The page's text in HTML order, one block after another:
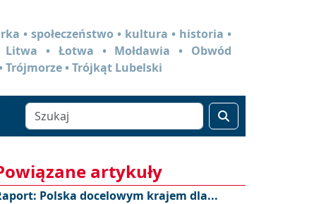
• społeczeństwo • kultura • historia •
Litwa • Łotwa • Mołdawia • Obwód
Trójmorze • Trójkąt Lubelski
artykuły
Polska docelowym krajem dla...